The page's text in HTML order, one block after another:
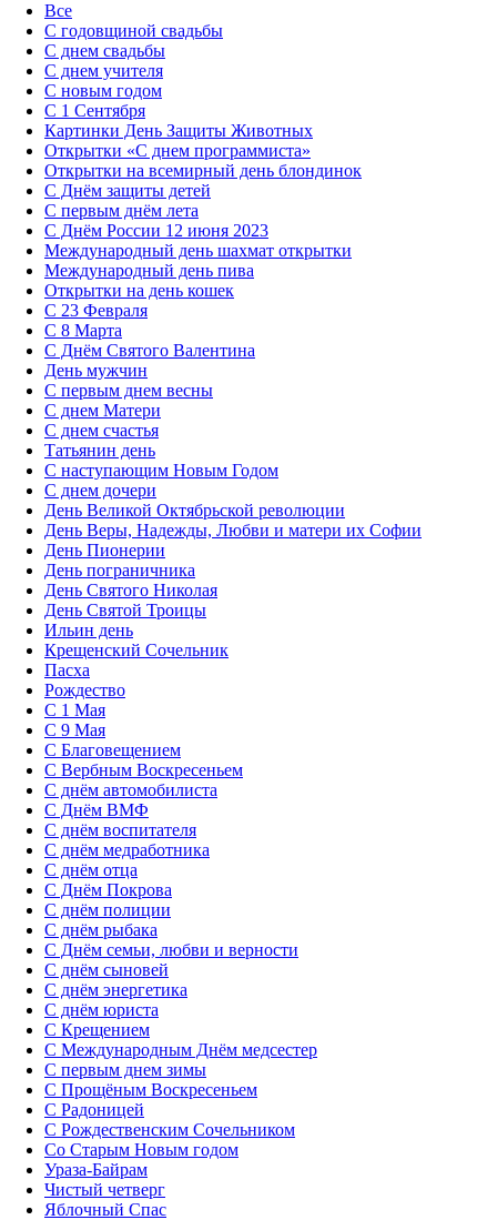
Все
С годовщиной свадьбы
С днем свадьбы
С днем учителя
С новым годом
С 1 Сентября
Картинки День Защиты Животных
Открытки «‎С днем программиста»‎
Открытки на всемирный день блондинок
С Днём защиты детей
С первым днём лета
С Днём России 12 июня 2023
Международный день шахмат открытки
Международный день пива
Открытки на день кошек
С 23 Февраля
С 8 Марта
С Днём Святого Валентина
День мужчин
С первым днем весны
С днем Матери
C днем счастья
Татьянин день
C наступающим Новым Годом
C днем дочери
День Великой Октябрьской революции
День Веры, Надежды, Любви и матери их Софии
День Пионерии
День пограничника
День Святого Николая
День Святой Троицы
Ильин день
Крещенский Сочельник
Пасха
Рождество
С 1 Мая
С 9 Мая
С Благовещением
С Вербным Воскресеньем
С днём автомобилиста
С Днём ВМФ
С днём воспитателя
С днём медработника
С днём отца
С Днём Покрова
С днём полиции
С днём рыбака
С Днём семьи, любви и верности
С днём сыновей
С днём энергетика
С днём юриста
С Крещением
С Международным Днём медсестер
С первым днем зимы
С Прощёным Воскресеньем
С Радоницей
С Рождественским Сочельником
Со Старым Новым годом
Ураза-Байрам
Чистый четверг
Яблочный Спас